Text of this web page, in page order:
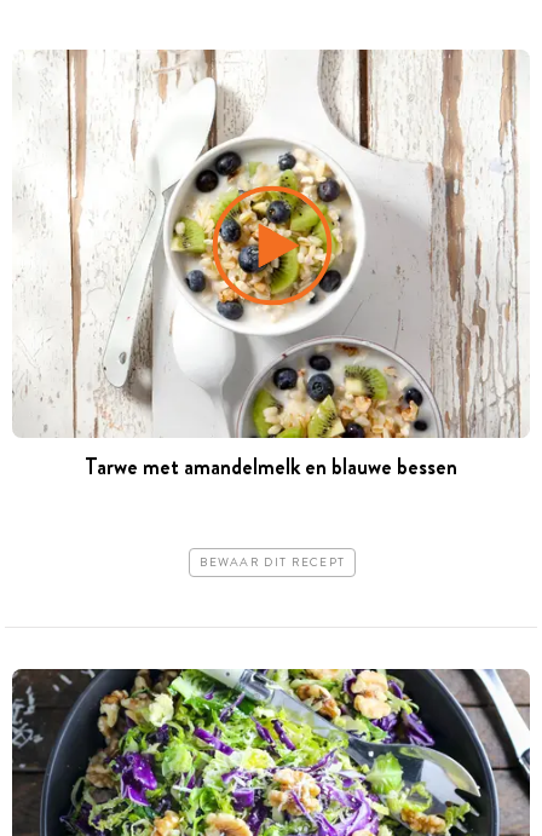
Tarwe met amandelmelk en blauwe bessen
BEWAAR DIT RECEPT